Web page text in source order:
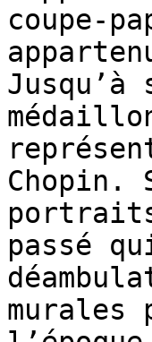
coupe-
Jusqu’à
Chopin.
passé
murales